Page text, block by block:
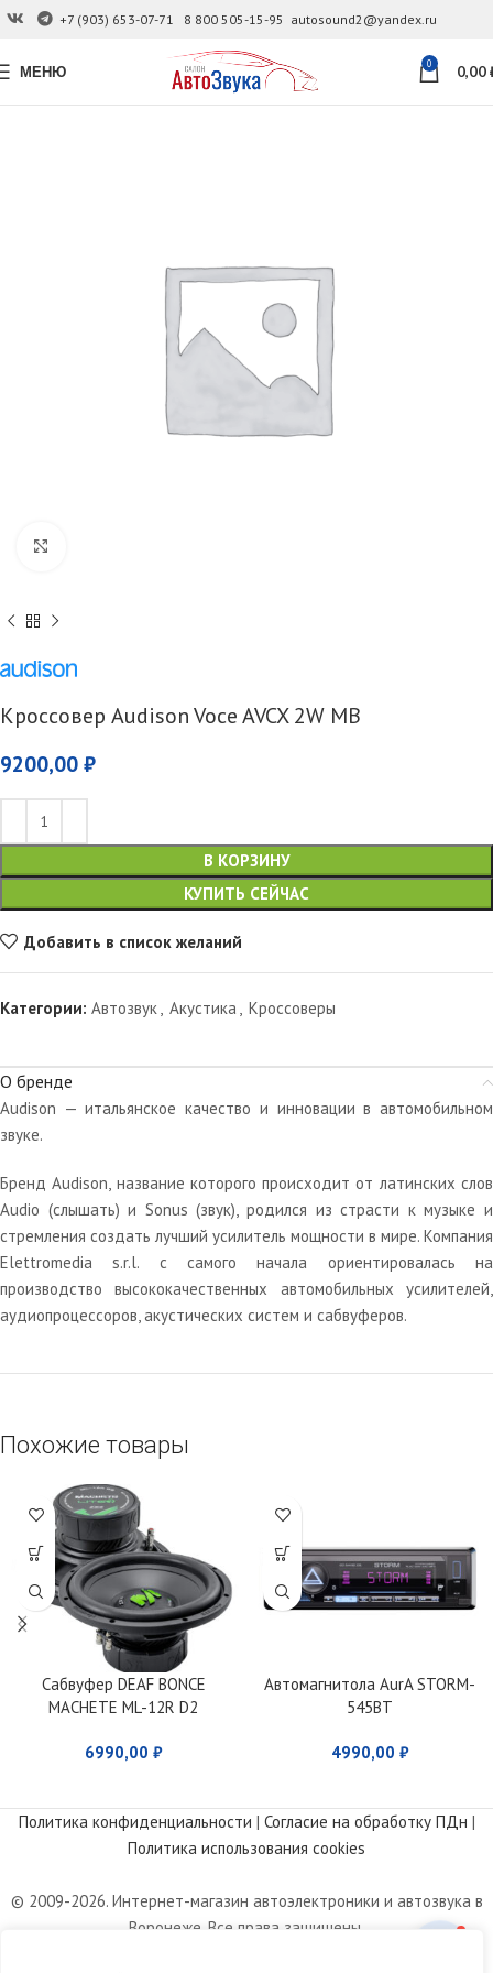
+7 (903) 653-07-71 8 800 505-15-95 autosound2@yandex.ru
МЕНЮ 0 0,00
Кроссовер Audison Voce AVCX 2W MB
9200,00 ₽
В КОРЗИНУ
КУПИТЬ СЕЙЧАС
Добавить в список желаний
Категории: Автозвук, Акустика , Кроссоверы
О бренде
Audison — итальянское качество и инновации в автомобильном
звуке.
Бренд Audison, название которого происходит от латинских слов
Audio (слышать) и Sonus (звук), родился из страсти к музыке и
стремления создать лучший усилитель мощности в мире. Компания
Elettromedia s.r.l. с самого начала ориентировалась на
производство высококачественных автомобильных усилителей,
аудиопроцессоров, акустических систем и сабвуферов.
Похожие товары
Сабвуфер DEAF BONCE
MACHETE ML-12R D2
6990,00 ₽
Автомагнитола AurA STORM-
545BT
4990,00 ₽
Политика конфиденциальности | Согласие на обработку ПДн |
Политика использования cookies
© 2009-2026. Интернет-магазин автоэлектроники и автозвука в
Воронеже. Все права защищены.